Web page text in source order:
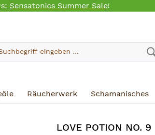
Sensatonics Summer Sale!
Räucherwerk Schamanisches
LOVE POTION NO. 9